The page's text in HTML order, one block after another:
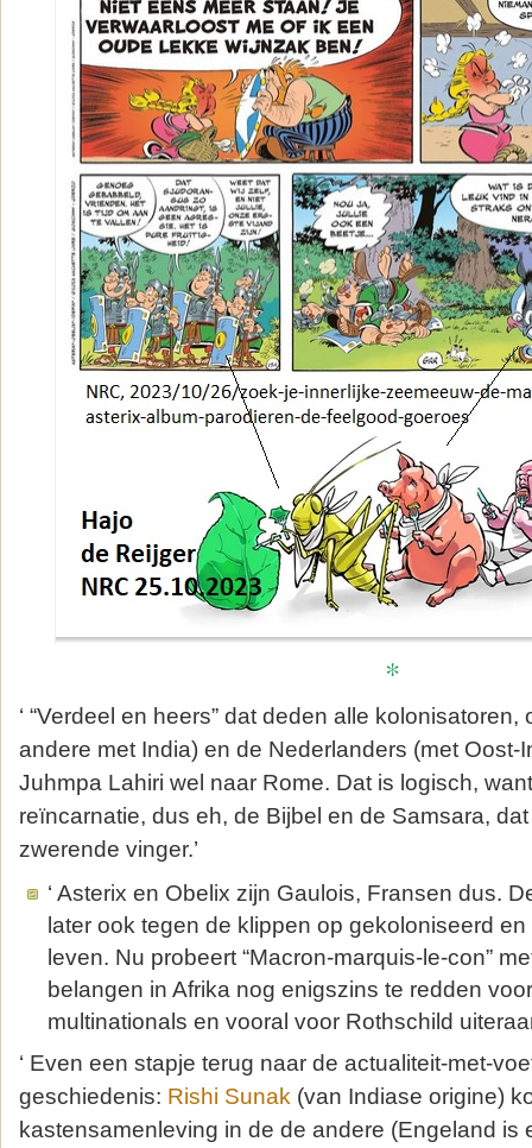
*
‘ “Verdeel en heers” dat deden alle
andere met India) en de Nederlanders (met Oost-
Juhmpa Lahiri wel naar Rome. Dat is logisch,
reïncarnatie, dus eh, de Bijbel en de Samsara,
zwerende vinger.’
‘ Asterix en Obelix zijn Gaulois, Fransen dus.
later ook tegen de klippen op gekoloniseerd
leven. Nu probeert “Macron-marquis-le-con”
belangen in Afrika nog enigszins te redden
multinationals en vooral voor Rothschild
‘ Even een stapje terug naar de actualiteit-met-
geschiedenis: Rishi Sunak (van Indiase origine)
kastensamenleving in de de andere (Engeland is